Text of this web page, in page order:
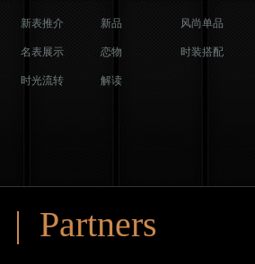
新表推介
名表展示
时光流转
新品
恋物
解读
风尚单品
时装搭配
Partners